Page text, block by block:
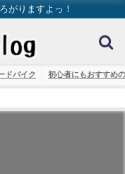
がりますよっ！
ドバイク 初心者にもおすすめ